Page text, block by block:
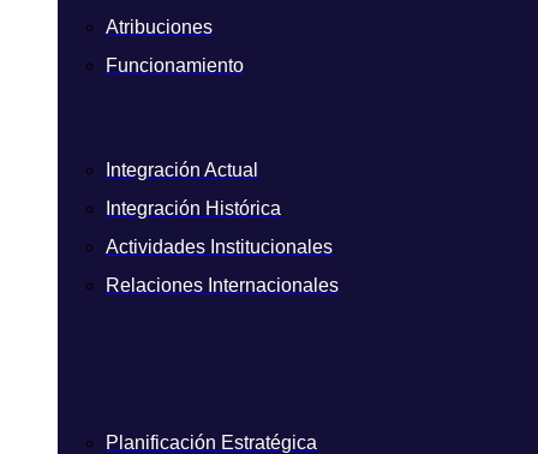
Atribuciones
Funcionamiento
Integración Actual
Integración Histórica
Actividades Institucionales
Relaciones Internacionales
Planificación Estratégica